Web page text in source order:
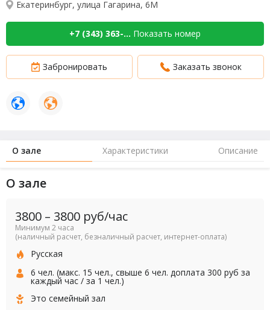
Екатеринбург, улица Гагарина, 6М
+7 (343) 363-... Показать номер
Забронировать Заказать звонок
О зале Характеристики Описание
О зале
3800 – 3800 руб/час
Минимум 2 часа
(наличный расчет, безналичный расчет, интернет-оплата)
Русская
6 чел. (макс. 15 чел., свыше 6 чел. доплата 300 руб за
каждый час / за 1 чел.)
Это семейный зал